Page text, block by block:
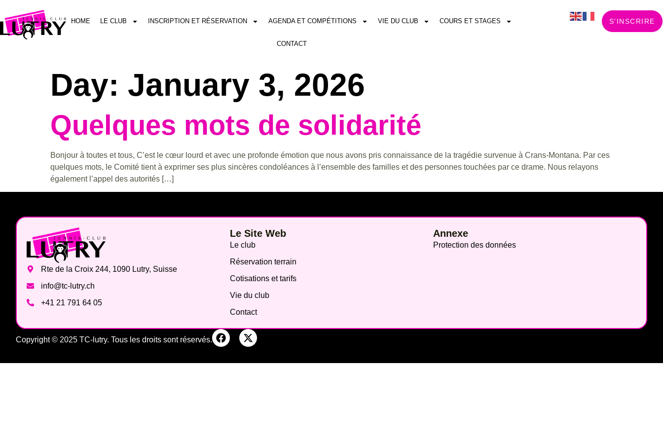
HOME LE CLUB INSCRIPTION ET RÉSERVATION AGENDA ET COMPÉTITIONS VIE DU CLUB COURS ET STAGES
CONTACT
S'INSCRIRE
Day: January 3, 2026
Quelques mots de solidarité
Bonjour à toutes et tous, C’est le cœur lourd et avec une profonde émotion que nous avons pris connaissance de la tragédie survenue à Crans-Montana. Par ces
quelques mots, le Comité tient à exprimer ses plus sincères condoléances à l’ensemble des familles et des personnes touchées par ce drame. Nous relayons
également l’appel des autorités […]
Rte de la Croix 244, 1090 Lutry, Suisse
info@tc-lutry.ch
+41 21 791 64 05
Le Site Web
Le club
Réservation terrain
Cotisations et tarifs
Vie du club
Contact
Annexe
Protection des données
Copyright © 2025 TC-lutry. Tous les droits sont réservés.